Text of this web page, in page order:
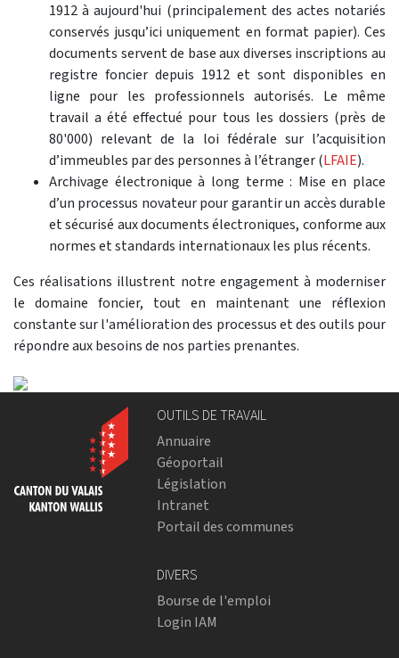
1912 à aujourd'hui (principalement des actes notariés
conservés jusqu’ici uniquement en format papier). Ces
documents servent de base aux diverses inscriptions au
registre foncier depuis 1912 et sont disponibles en
ligne pour les professionnels autorisés. Le même
travail a été effectué pour tous les dossiers (près de
80'000) relevant de la loi fédérale sur l’acquisition
d’immeubles par des personnes à l’étranger (LFAIE).
Archivage électronique à long terme : Mise en place
d’un processus novateur pour garantir un accès durable
et sécurisé aux documents électroniques, conforme aux
normes et standards internationaux les plus récents.
Ces réalisations illustrent notre engagement à moderniser
le domaine foncier, tout en maintenant une réflexion
constante sur l'amélioration des processus et des outils pour
répondre aux besoins de nos parties prenantes.
Previous Next
OUTILS DE TRAVAIL
Annuaire
Géoportail
Législation
Intranet
Portail des communes
DIVERS
Bourse de l'emploi
Login IAM